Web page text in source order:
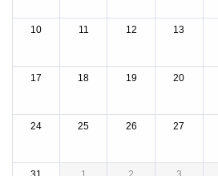
10 11 12 13
17 18 19 20
24 25 26 27